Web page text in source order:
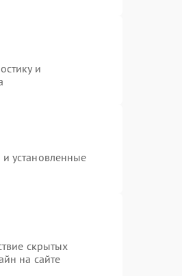
и
установленные
скрытых
на сайте